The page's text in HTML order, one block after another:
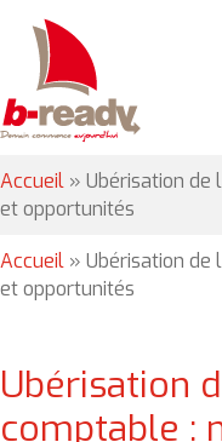
Accueil » Ubérisation de
et opportunités
Accueil » Ubérisation de
et opportunités
Ubérisation
comptable :